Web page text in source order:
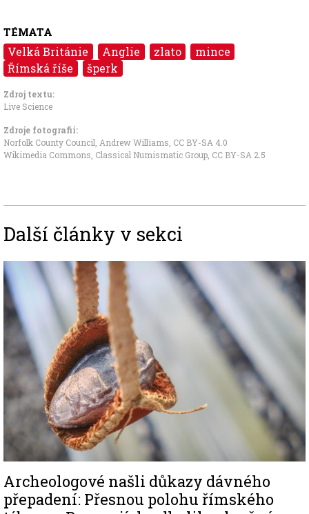
TÉMATA
Velká Británie Anglie zlato
mince
Římská říše
šperk
Zdroj textu:
Live Science
Zdroje fotografii:
Norfolk County Council, Andrew Williams CC BY-SA 4.0
Wikimedia Commons, Classical Numismatic Group CC BY-SA 2.5
Další články v sekci
Image
Archeologové našli důkazy dávného
přepadení: Přesnou polohu římského